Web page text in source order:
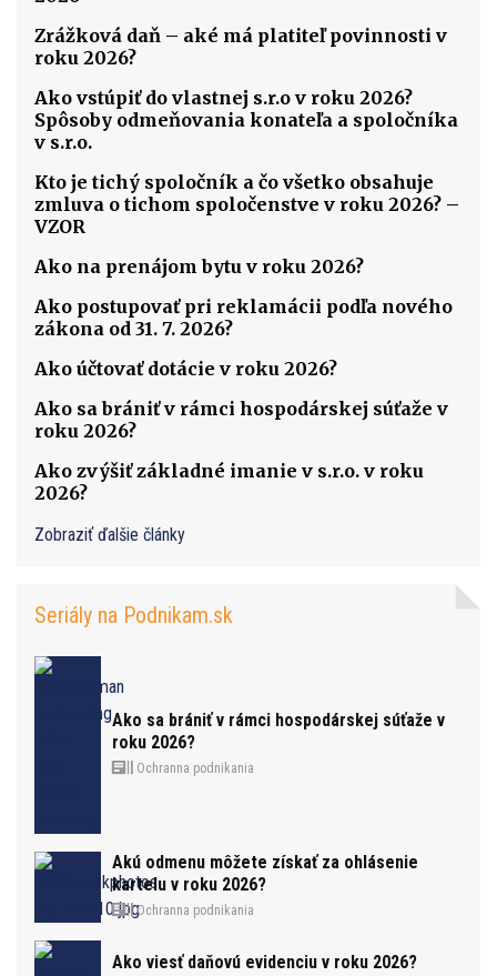
Zrážková daň – aké má platiteľ povinnosti v
roku 2026?
Ako vstúpiť do vlastnej s.r.o v roku 2026?
Spôsoby odmeňovania konateľa a spoločníka
v s.r.o.
Kto je tichý spoločník a čo všetko obsahuje
zmluva o tichom spoločenstve v roku 2026? –
VZOR
Ako na prenájom bytu v roku 2026?
Ako postupovať pri reklamácii podľa nového
zákona od 31. 7. 2026?
Ako účtovať dotácie v roku 2026?
Ako sa brániť v rámci hospodárskej súťaže v
roku 2026?
Ako zvýšiť základné imanie v s.r.o. v roku
2026?
Zobraziť ďalšie články
Seriály na Podnikam.sk
Ako sa brániť v rámci hospodárskej súťaže v
roku 2026?
Ochranna podnikania
Akú odmenu môžete získať za ohlásenie
kartelu v roku 2026?
Ochranna podnikania
Ako viesť daňovú evidenciu v roku 2026?